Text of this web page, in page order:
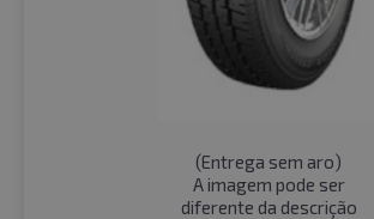
(Entrega sem aro)
A imagem pode ser
diferente da descrição